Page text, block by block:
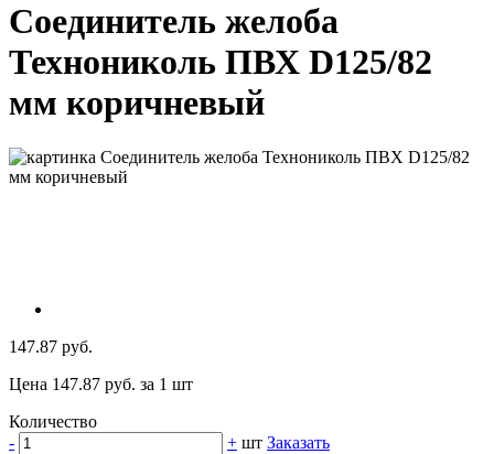
Соединитель желоба
Технониколь ПВХ D125/82
мм коричневый
147.87 руб.
Цена 147.87 руб. за 1 шт
Количество
-
+ шт Заказать